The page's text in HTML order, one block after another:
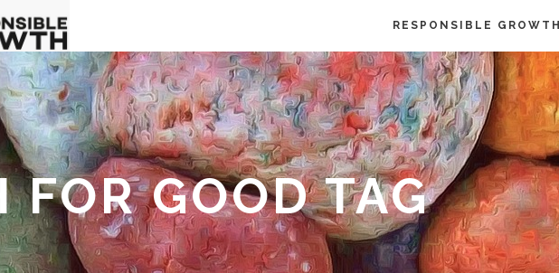
RESPONSIBLE GROWTH
FOR GOOD TAG